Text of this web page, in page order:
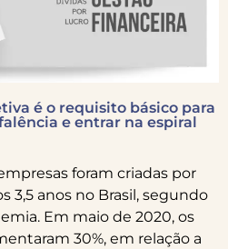
é o requisito básico para
e entrar na espiral
foram criadas por
3,5 anos no Brasil, segundo
Em maio de 2020, os
30%, em relação a